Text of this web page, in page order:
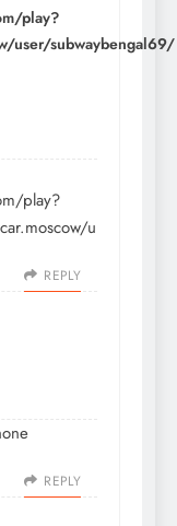
play?
user/subwaybengal69/
play?
u
REPLY
REPLY